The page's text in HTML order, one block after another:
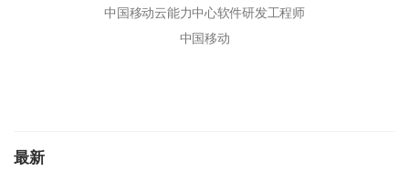
中国移动云能力中心软件研发工程师
中国移动
最新